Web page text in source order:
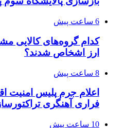
6 ساعت پیش
کدام گروه‌های کالایی
ارز اشخاص شدند؟
8 ساعت پیش
اعلام جرم پلیس امنیت
فراری آهنگری
10 ساعت پیش